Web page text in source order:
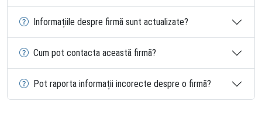
Informațiile despre firmă sunt actualizate?
Cum pot contacta această firmă?
Pot raporta informații incorecte despre o firmă?